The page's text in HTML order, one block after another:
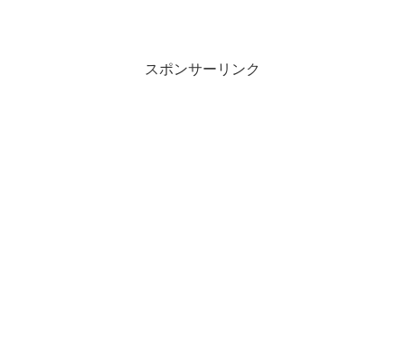
スポンサーリンク